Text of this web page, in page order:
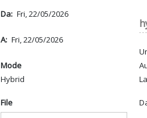
Da Fri, 22/05/2026
A Fri, 22/05/2026
Mode
Hybrid
File